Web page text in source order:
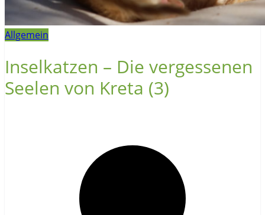
Allgemein
Inselkatzen – Die vergessenen
Seelen von Kreta (3)